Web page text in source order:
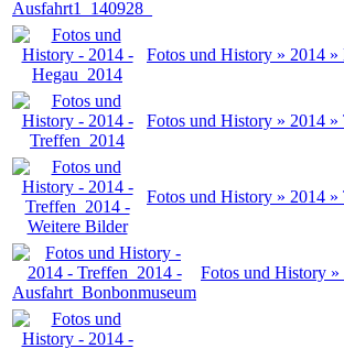
Fotos und History » 2014 »
Fotos und History » 2014 »
Fotos und History » 2014
Fotos und History